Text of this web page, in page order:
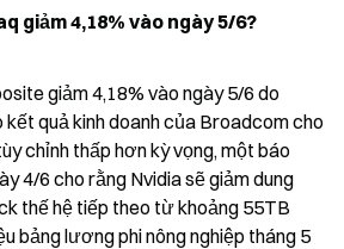
giảm 4,18% vào ngày 5/6?
giảm 4,18% vào ngày 5/6 do
kết quả kinh doanh của Broadcom cho
chỉnh thấp hơn kỳ vọng, một báo
4/6 cho rằng Nvidia sẽ giảm dung
thế hệ tiếp theo từ khoảng 55TB
bảng lương phi nông nghiệp tháng 5